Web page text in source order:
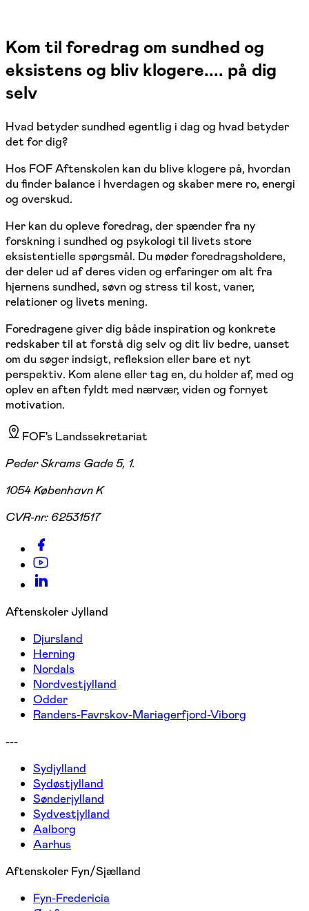
Kom til foredrag om sundhed og
eksistens og bliv klogere.... på dig
selv
Hvad betyder sundhed egentlig i dag og hvad betyder
det for dig?
Hos FOF Aftenskolen kan du blive klogere på, hvordan
du finder balance i hverdagen og skaber mere ro, energi
og overskud.
Her kan du opleve foredrag, der spænder fra ny
forskning i sundhed og psykologi til livets store
eksistentielle spørgsmål. Du møder foredragsholdere,
der deler ud af deres viden og erfaringer om alt fra
hjernens sundhed, søvn og stress til kost, vaner,
relationer og livets mening.
Foredragene giver dig både inspiration og konkrete
redskaber til at forstå dig selv og dit liv bedre, uanset
om du søger indsigt, refleksion eller bare et nyt
perspektiv. Kom alene eller tag en, du holder af, med og
oplev en aften fyldt med nærvær, viden og fornyet
motivation.
FOF's Landssekretariat
Peder Skrams Gade 5, 1.
1054 København K
CVR-nr: 62531517
Aftenskoler Jylland
Djursland
Herning
Nordals
Nordvestjylland
Odder
Randers-Favrskov-Mariagerfjord-Viborg
---
Sydjylland
Sydøstjylland
Sønderjylland
Sydvestjylland
Aalborg
Aarhus
Aftenskoler Fyn/Sjælland
Fyn-Fredericia